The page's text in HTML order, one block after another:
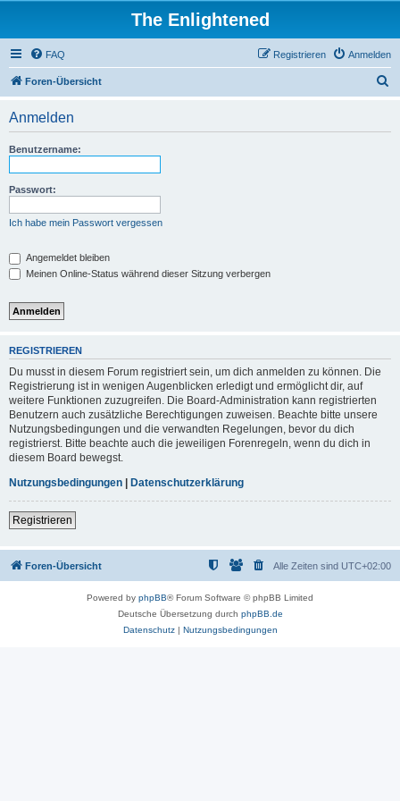
The Enlightened
FAQ Anmelden
Registrieren
Foren-Übersicht
Anmelden
Benutzername:
Passwort:
Ich habe mein Passwort vergessen
Angemeldet bleiben
Meinen Online-Status während dieser Sitzung verbergen
REGISTRIEREN
Du musst in diesem Forum registriert sein, um dich anmelden zu können. Die
Registrierung ist in wenigen Augenblicken erledigt und ermöglicht dir, auf
weitere Funktionen zuzugreifen. Die Board-Administration kann registrierten
Benutzern auch zusätzliche Berechtigungen zuweisen. Beachte bitte unsere
Nutzungsbedingungen und die verwandten Regelungen, bevor du dich
registrierst. Bitte beachte auch die jeweiligen Forenregeln, wenn du dich in
diesem Board bewegst.
Nutzungsbedingungen | Datenschutzerklärung
Registrieren
Foren-Übersicht Alle Zeiten sind UTC+02:00
Powered by phpBB® Forum Software © phpBB Limited
Deutsche Übersetzung durch phpBB.de
Datenschutz| Nutzungsbedingungen